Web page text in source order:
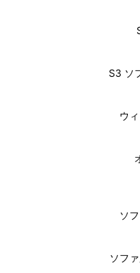
S3 ソ
ウ
ソ
ソフ